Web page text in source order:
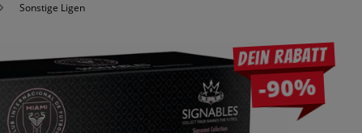
Sonstige Ligen
Dein Rabatt
-90%